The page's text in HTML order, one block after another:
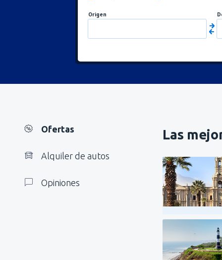
Origen
Ofertas
Alquiler de autos
Opiniones
Las